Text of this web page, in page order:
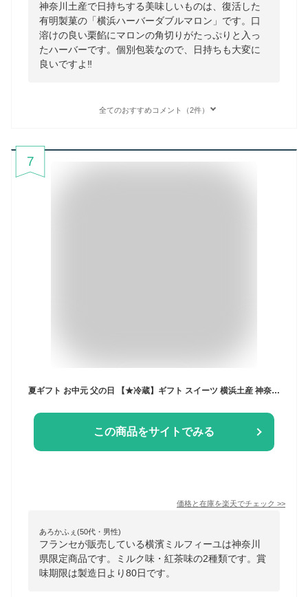
神奈川土産で日持ちする美味しいものは、復活した
有明製菓の「横浜ハーバーダブルマロン」です。口
溶けの良い栗餡にマロンの角切りがたっぷりと入っ
たハーバーです。個別包装なので、日持ちも大変に
良いですよ‼️
全てのおすすめコメント（2件）
7
夏ギフト お中元 父の日 【★冷蔵】ギフト スイーツ 横浜土産 神奈川限定 フランセ ミルフィユ 横濱ミルフィユ（ミルク・紅茶）8個入 ミルフィーユ 横浜土産 横浜 お土産 お取り寄せスイーツ チョコレート 詰合せ ギフトカード 神奈川 ご当地スイーツ フランセ
この商品をサイトでみる
価格と在庫を楽天でチェック >>
あろかふぇ(50代・男性)
フランセが販売している横濱ミルフィーユは神奈川
県限定商品です。ミルク味・紅茶味の2種類です。賞
味期限は製造日より80日です。